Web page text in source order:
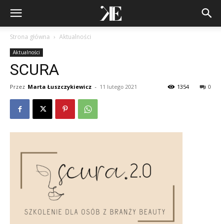
Strona główna Aktualności
Aktualności
SCURA
Przez Marta Łuszczykiewicz - 11 lutego 2021 0
1354